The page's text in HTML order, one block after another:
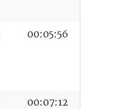
00:05:56
00:07:12